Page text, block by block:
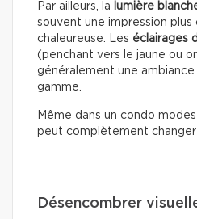
Par ailleurs, la lumière
souvent une impression
chaleureuse. Les éclairages
(penchant vers le jaune ou
généralement une
gamme.
Même dans un condo
peut complètement changer
Désencombrer